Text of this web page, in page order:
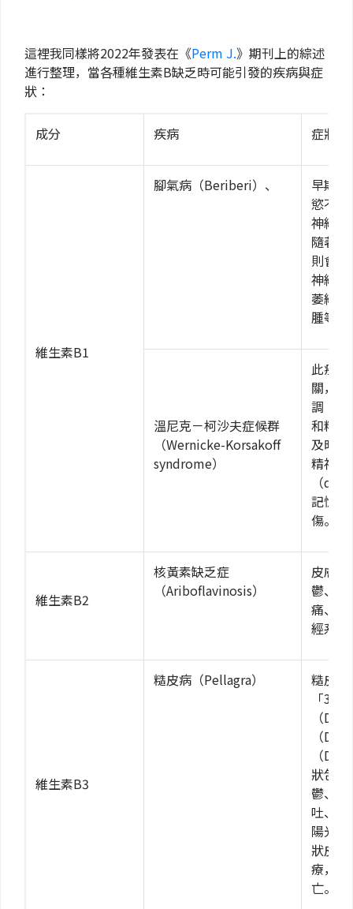
這裡我同樣將2022年發表在《Perm J.》期刊上的綜述
進行整理，當各種維生素B缺乏時可能引發的疾病與症
狀：
成分 疾病 症狀
維生素B1
腳氣病（Beriberi）、
早期
慾不振
神經病
隨著
則會
神經症
萎縮
腫等。
溫尼克－柯沙夫症候群
（Wernicke-Korsakoff
syndrome）
此疾
關，
調（
和精神
及時
精神疾
（
記憶喪
傷。
維生素B2
核黃素缺乏症
（Ariboflavinosis）
皮膚
鬱、疲
痛、掉
經系統
維生素B3
糙皮病（Pellagra）
糙皮病
「3D
（
（
（
狀包括
鬱、頭
吐、口
陽光
狀皮疹
療，嚴
亡。